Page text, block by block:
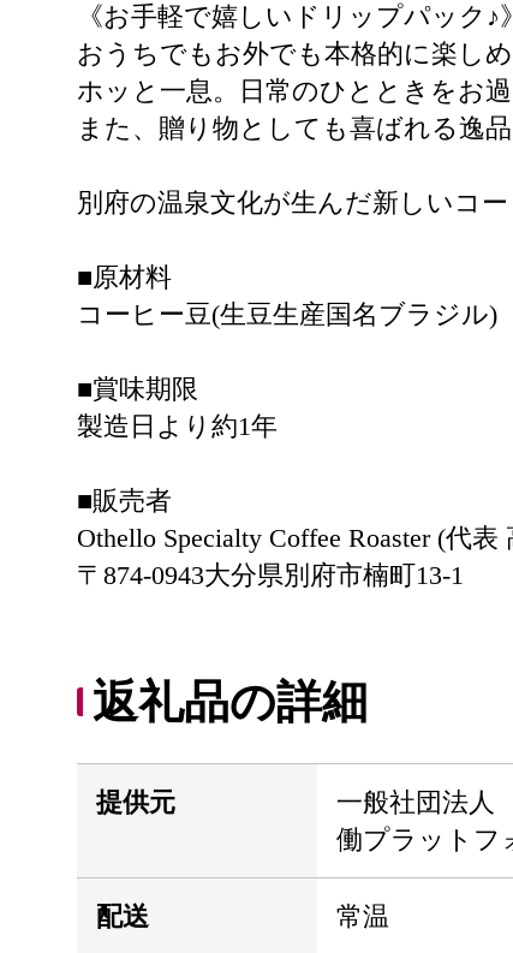
《お手軽で嬉しいドリップパック♪》
おうちでもお外でも本格的に楽し
ホッと一息。日常のひとときをお過
また、贈り物としても喜ばれる逸品
別府の温泉文化が生んだ新しいコ
■原材料
コーヒー豆(生豆生産国名ブラジル)
■賞味期限
製造日より約1年
■販売者
Othello Specialty Coffee Roaster (代表
〒874-0943大分県別府市楠町13-1
返礼品の詳細
提供元
一般社団法人
働プラットフ
配送 常温